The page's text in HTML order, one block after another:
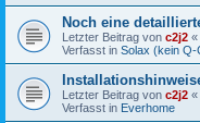
Noch eine
Letzter Beitrag von c2j2 «
Verfasst in Solax (kein Q-
Letzter Beitrag von c2j2 «
Verfasst in Everhome